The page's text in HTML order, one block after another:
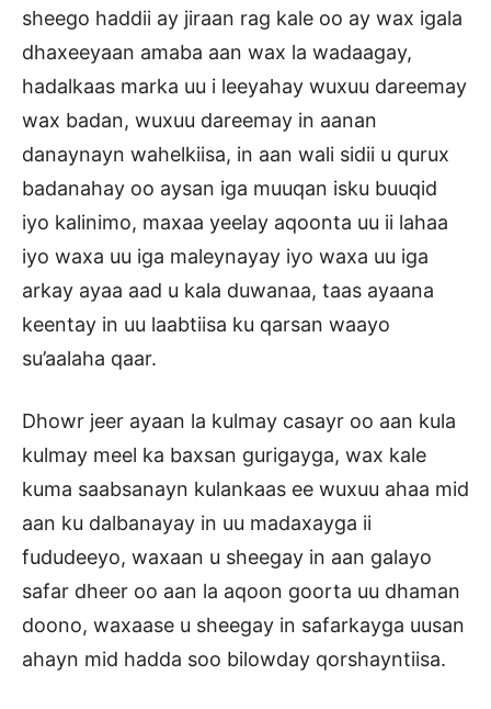
sheego haddii ay jiraan rag kale oo ay wax igala
dhaxeeyaan amaba aan wax la wadaagay,
hadalkaas marka uu i leeyahay wuxuu dareemay
wax badan, wuxuu dareemay in aanan
danaynayn wahelkiisa, in aan wali sidii u qurux
badanahay oo aysan iga muuqan isku buuqid
iyo kalinimo, maxaa yeelay aqoonta uu ii lahaa
iyo waxa uu iga maleynayay iyo waxa uu iga
arkay ayaa aad u kala duwanaa, taas ayaana
keentay in uu laabtiisa ku qarsan waayo
su’aalaha qaar.
Dhowr jeer ayaan la kulmay casayr oo aan kula
kulmay meel ka baxsan gurigayga, wax kale
kuma saabsanayn kulankaas ee wuxuu ahaa mid
aan ku dalbanayay in uu madaxayga ii
fududeeyo, waxaan u sheegay in aan galayo
safar dheer oo aan la aqoon goorta uu dhaman
doono, waxaase u sheegay in safarkayga uusan
ahayn mid hadda soo bilowday qorshayntiisa.